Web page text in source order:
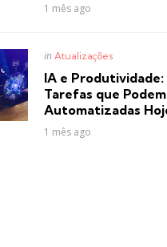
1 mês ago
Posted
in Atualizações
IA e Produtividade:
Tarefas que
Automatizadas
1 mês ago